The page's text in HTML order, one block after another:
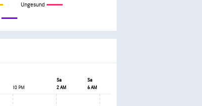
Ungesund
Sa
Sa
10 PM 2 AM 6 AM